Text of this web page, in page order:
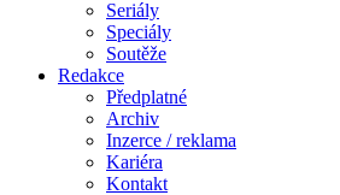
Seriály
Speciály
Soutěže
Redakce
Předplatné
Archiv
Inzerce / reklama
Kariéra
Kontakt